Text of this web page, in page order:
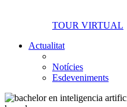
TOUR VIRTUAL
Actualitat
Notícies
Esdeveniments